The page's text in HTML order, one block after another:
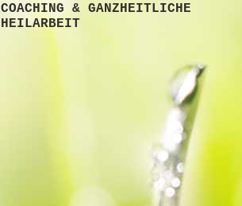
COACHING & GANZHEITLICHE
HEILARBEIT